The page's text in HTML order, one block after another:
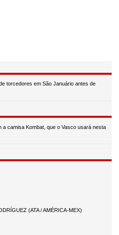
torcedores em São Januário antes de
a camisa Kombat, que o Vasco usará nesta